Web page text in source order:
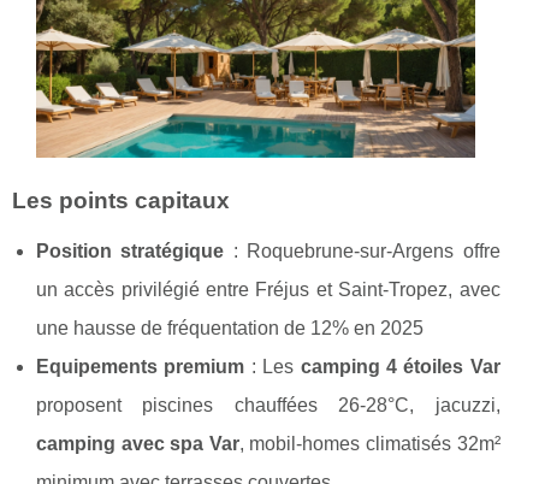
Les points capitaux
Position stratégique : Roquebrune-sur-Argens offre
un accès privilégié entre Fréjus et Saint-Tropez, avec
une hausse de fréquentation de 12% en 2025
Equipements premium : Les camping 4 étoiles Var
proposent piscines chauffées 26-28°C, jacuzzi,
camping avec spa Var, mobil-homes climatisés 32m²